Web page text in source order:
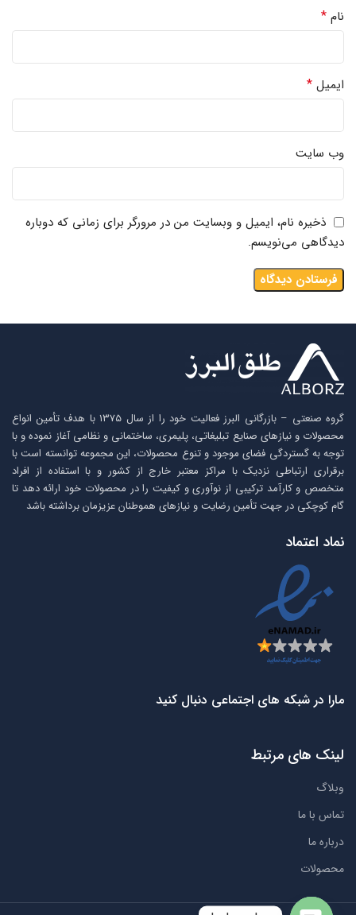
نام *
ایمیل *
وب‌ سایت
ذخیره نام، ایمیل و وبسایت من در مرورگر برای زمانی که دوباره
دیدگاهی می‌نویسم.
گروه صنعتی – بازرگانی البرز فعالیت خود را از سال ۱۳۷۵ با هدف تأمین انواع
محصولات و نیازهای صنایع تبلیغاتی، پلیمری، ساختمانی و نظامی آغاز نموده و با
توجه به گستردگی فضای موجود و تنوع محصولات، این مجموعه توانسته است با
برقراری ارتباطی نزدیک با مراکز معتبر خارج از کشور و با استفاده از افراد
متخصص و کارآمد ترکیبی از نوآوری و کیفیت را در محصولات خود ارائه دهد تا
گام کوچکی در جهت تأمین رضایت و نیازهای هموطنان عزیزمان برداشته باشد
نماد اعتماد
مارا در شبکه های اجتماعی دنبال کنید
لینک های مرتبط
وبلاگ
تماس با ما
درباره ما
محصولات